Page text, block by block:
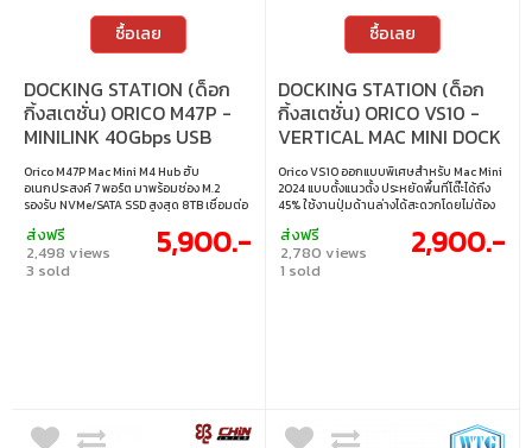
ซื้อเลย
DOCKING STATION (ด็อก
กิ้งสเตชั่น) ORICO M47P -
MINILINK 40Gbps USB
HUB
Orico M47P Mac Mini M4 Hub ฮับ
อเนกประสงค์ 7 พอร์ต มาพร้อมช่อง M.2
รองรับ NVMe/SATA SSD สูงสุด 8TB เชื่อมต่อ
เสียง ใช้งานง่าย ครอบคลุมทั้งการจัดเก็บ
ข้อมูล โอนถ่ายไฟล์ และต่ออุปกรณ์เสริมได้
อย่างมีประสิทธิภาพ • ออกแบบมาเฉพาะ
ส่งฟรี
2,498 views
3 sold
5,900.-
ซื้อเลย
DOCKING STATION (ด็อก
กิ้งสเตชั่น) ORICO VS10 -
VERTICAL MAC MINI DOCK
STAND
Orico VS10 ออกแบบพิเศษสำหรับ Mac Mini
2024 แบบตั้งแนวตั้ง ประหยัดพื้นที่โต๊ะได้ถึง
45% ใช้งานปุ่มด้านล่างได้สะดวกโดยไม่ต้อง
ทั้ง USB-C 10Gbps, USB-A, HDMI, LAN
Gigabit และ PD100W รองรับทุกการทำงาน
ในตัวเดียว • ออกแบบพิเศษสำหรับ Mac Mini
ส่งฟรี
2,780 views
1 sold
2,900.-